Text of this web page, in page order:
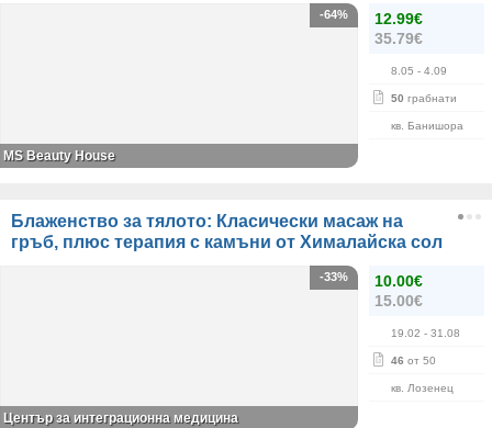
12.99€
35.79€
8.05 - 4.09
50 грабнати
кв. Банишора
-64%
МS Beauty House
Блаженство за тялото: Класически масаж на
гръб, плюс терапия с камъни от Хималайска сол
10.00€
15.00€
19.02 - 31.08
46 от 50
кв. Лозенец
-33%
Център за интеграционна медицина